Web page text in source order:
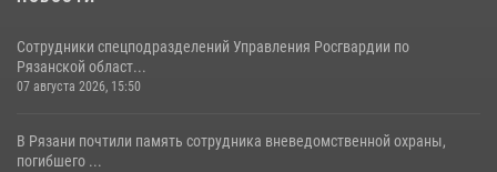
Сотрудники спецподразделений Управления Росгвардии по
Рязанской област...
07 августа 2026, 15:50
В Рязани почтили память сотрудника вневедомственной охраны,
погибшего ...